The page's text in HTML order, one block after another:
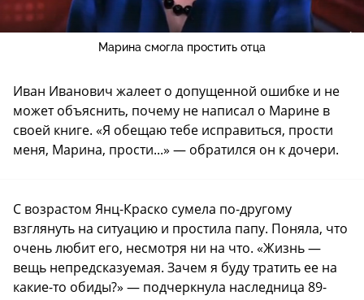
Марина смогла простить отца
Иван Иванович жалеет о допущенной ошибке и не
может объяснить, почему не написал о Марине в
своей книге. «Я обещаю тебе исправиться, прости
меня, Марина, прости...» — обратился он к дочери.
С возрастом Янц-Краско сумела по-другому
взглянуть на ситуацию и простила папу. Поняла, что
очень любит его, несмотря ни на что. «Жизнь —
вещь непредсказуемая. Зачем я буду тратить ее на
какие-то обиды?» — подчеркнула наследница 89-